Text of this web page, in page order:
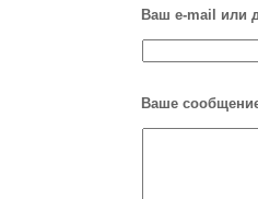
Ваш e-mail или
Ваше